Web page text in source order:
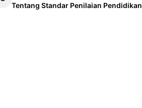
Tentang Standar Penilaian Pendidikan